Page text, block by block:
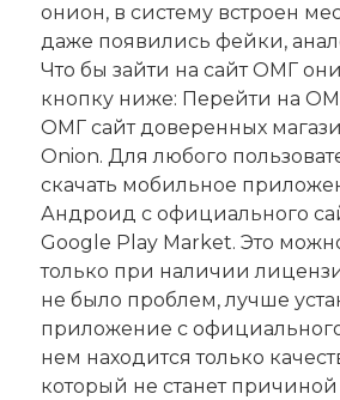
онион, в систему встроен
даже появились фейки,
Что бы зайти на сайт ОМГ
кнопку ниже: Перейти на
ОМГ сайт доверенных
Onion. Для любого
скачать мобильное
Андроид с официального
Google Play Market. Это
только при наличии
не было проблем, лучше
приложение с
нем находится только
который не станет